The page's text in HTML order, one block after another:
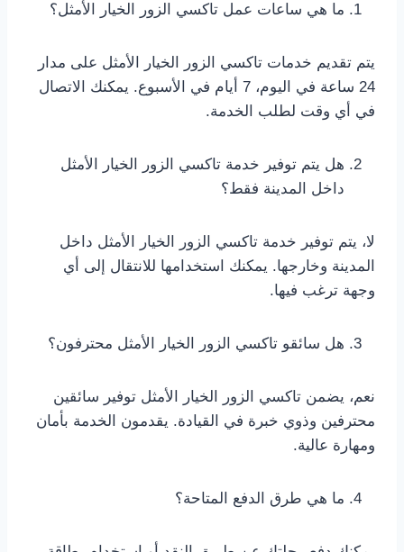
ما هي ساعات عمل تاكسي الزور الخيار الأمثل؟
يتم تقديم خدمات تاكسي الزور الخيار الأمثل على مدار
24 ساعة في اليوم، 7 أيام في الأسبوع. يمكنك الاتصال
في أي وقت لطلب الخدمة.
هل يتم توفير خدمة تاكسي الزور الخيار الأمثل
داخل المدينة فقط؟
لا، يتم توفير خدمة تاكسي الزور الخيار الأمثل داخل
المدينة وخارجها. يمكنك استخدامها للانتقال إلى أي
وجهة ترغب فيها.
هل سائقو تاكسي الزور الخيار الأمثل محترفون؟
نعم، يضمن تاكسي الزور الخيار الأمثل توفير سائقين
محترفين وذوي خبرة في القيادة. يقدمون الخدمة بأمان
ومهارة عالية.
ما هي طرق الدفع المتاحة؟